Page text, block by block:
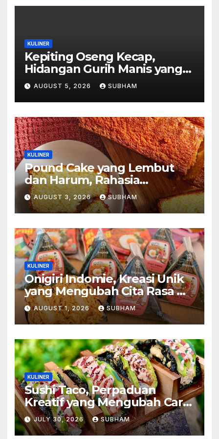
KULINER
Kepiting Oseng Kecap,
Hidangan Gurih Manis yang
Selalu Menggugah Selera di
Setiap Suapan
AUGUST 5, 2026 SUBHAM
KULINER
Pound Cake yang Lembut
dan Harum, Rahasia
Kelezatan Kue Klasik yang
Tak Pernah Kehilangan
Pesona
AUGUST 3, 2026 SUBHAM
KULINER
Onigiri Indomie, Kreasi Unik
yang Mengubah Cita Rasa Mi
Favorit Menjadi Sajian
Kekinian
AUGUST 1, 2026 SUBHAM
KULINER
Sushi Taco, Perpaduan
Kreatif yang Mengubah Cara
Menikmati Hidangan Favorit
JULY 30, 2026 SUBHAM